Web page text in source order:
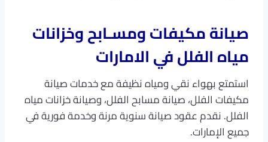
صيانة مكيفات ومسـابح وخزانات
مياه الفلل في الامارات
استمتع بهواء نقي ومياه نظيفة مع خدمات صيانة
مكيفات الفلل، صيانة مسابح الفلل، وصيانة خزانات مياه
الفلل. نقدم عقود صيانة سنوية مرنة وخدمة فورية في
جميع الإمارات.